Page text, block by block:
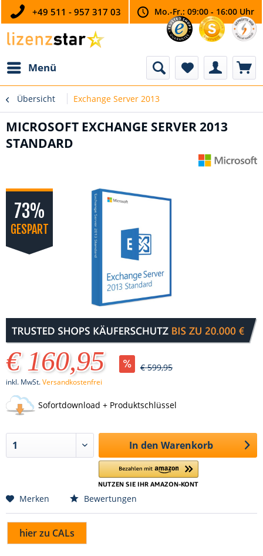
+49 511 - 957 317 03 Mo.-Fr.: 09:00 - 16:00 Uhr
Menü
Übersicht Exchange Server 2013
MICROSOFT EXCHANGE SERVER 2013
STANDARD
73%
GESPART
€ 160,95 € 599,95
inkl. MwSt.Versandkostenfrei
Sofortdownload + Produktschlüssel
In den Warenkorb
Merken Bewertungen
hier zu CALs